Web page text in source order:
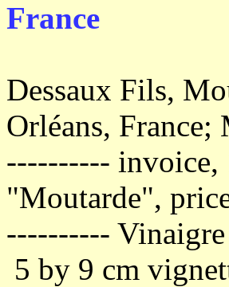
France
Dessaux Fils,
Orléans, France;
---------- invoice,
"Moutarde",
----------
5 by 9 cm